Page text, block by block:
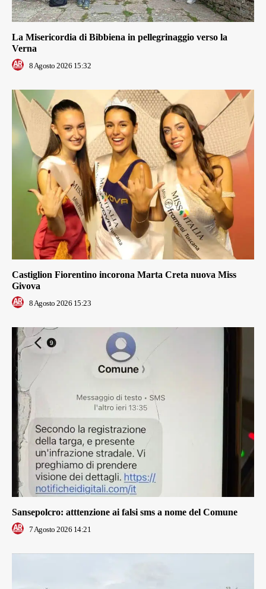
La Misericordia di Bibbiena in pellegrinaggio verso la
Verna
8 Agosto 2026 15:32
Castiglion Fiorentino incorona Marta Creta nuova Miss
Givova
8 Agosto 2026 15:23
Sansepolcro: atttenzione ai falsi sms a nome del Comune
7 Agosto 2026 14:21